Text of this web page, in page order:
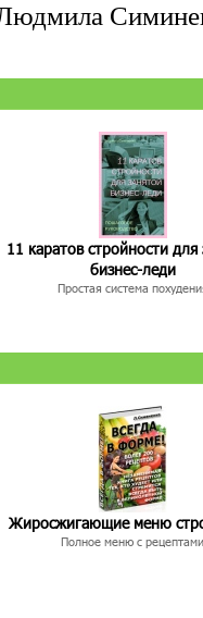
11 каратов стройности для
бизнес-леди
Простая система
Жиросжигающие меню
Полное меню с рецептами